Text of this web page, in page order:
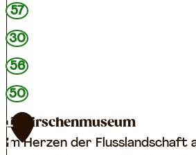
n
e
e
t
e
i
n
57
30
56
50
1
1
Kirschenmuseum
Im Herzen der Flusslandschaft